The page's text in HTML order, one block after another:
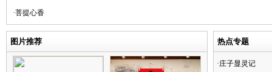
·菩提心香
图片推荐 热点专题
·庄子显灵记